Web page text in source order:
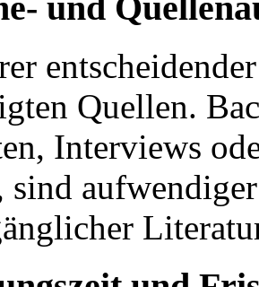
Quellen.
Interviews
sind